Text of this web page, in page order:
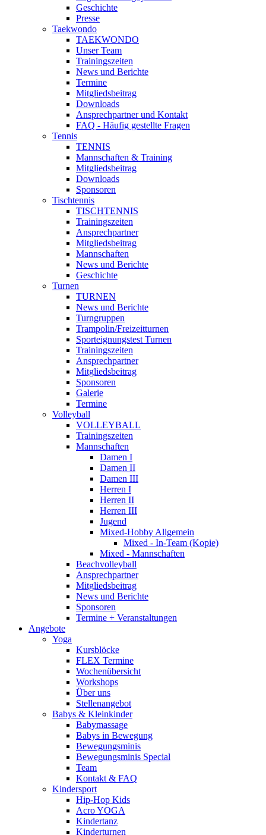
Geschichte
Presse
Taekwondo
TAEKWONDO
Unser Team
Trainingszeiten
News und Berichte
Termine
Mitgliedsbeitrag
Downloads
Ansprechpartner und Kontakt
FAQ - Häufig gestellte Fragen
Tennis
TENNIS
Mannschaften & Training
Mitgliedsbeitrag
Downloads
Sponsoren
Tischtennis
TISCHTENNIS
Trainingszeiten
Ansprechpartner
Mitgliedsbeitrag
Mannschaften
News und Berichte
Geschichte
Turnen
TURNEN
News und Berichte
Turngruppen
Trampolin/Freizeitturnen
Sporteignungstest Turnen
Trainingszeiten
Ansprechpartner
Mitgliedsbeitrag
Sponsoren
Galerie
Termine
Volleyball
VOLLEYBALL
Trainingszeiten
Mannschaften
Damen I
Damen II
Damen III
Herren I
Herren II
Herren III
Jugend
Mixed-Hobby Allgemein
Mixed - In-Team (Kopie)
Mixed - Mannschaften
Beachvolleyball
Ansprechpartner
Mitgliedsbeitrag
News und Berichte
Sponsoren
Termine + Veranstaltungen
Angebote
Yoga
Kursblöcke
FLEX Termine
Wochenübersicht
Workshops
Über uns
Stellenangebot
Babys & Kleinkinder
Babymassage
Babys in Bewegung
Bewegungsminis
Bewegungsminis Special
Team
Kontakt & FAQ
Kindersport
Hip-Hop Kids
Acro YOGA
Kindertanz
Kinderturnen